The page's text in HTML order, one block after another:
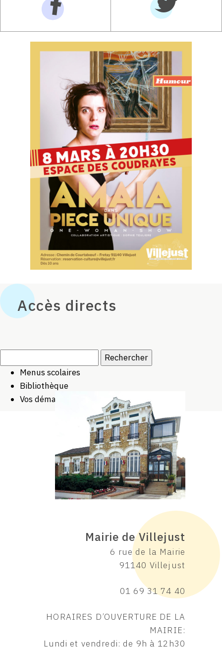
Accès directs
Menus scolaires
Bibliothèque
Vos démarches
Mairie de Villejust
6 rue de la Mairie
91140 Villejust
01 69 31 74 40
HORAIRES D’OUVERTURE DE LA
MAIRIE:
Lundi et vendredi: de 9h à 12h30